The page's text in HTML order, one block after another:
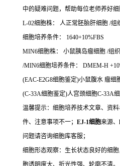
中的疑难问题，帮助每位老师养好细
L-02细胞株： 人正常胚胎肝细胞 /组
细胞培养条件： 1640+10%FBS
MIN6细胞株： 小鼠胰岛瘤细胞 /组
/MIN6细胞培养条件： DMEM-H
(EAC-E2G8细胞鉴定)小鼠腹水 瘤细
(C-33A细胞鉴定)人宫颈细胞C-33A
温馨提示：细胞培养技术文章、资
件、注意事项不一； EJ-1细胞来源、
问题请咨询细胞库客服；
细胞形态观察：生长状态良好的细
胞透明度大、折光性强、轮廓不清。